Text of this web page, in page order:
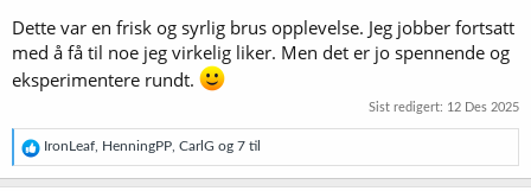
Dette var en frisk og syrlig brus opplevelse. Jeg jobber fortsatt
med å få til noe jeg virkelig liker. Men det er jo spennende og
eksperimentere rundt.
Sist redigert: 12 Des 2025
R
e
a
IronLeaf HenningPP CarlG og 7 til